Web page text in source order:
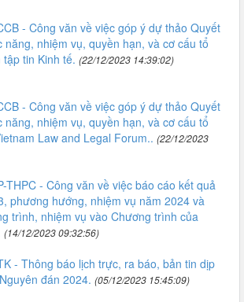
- Công văn về việc góp ý dự thảo Quyết
năng, nhiệm vụ, quyền hạn, và cơ cấu tổ
tin Kinh tế. (22/12/2023 14:39:02)
- Công văn về việc góp ý dự thảo Quyết
năng, nhiệm vụ, quyền hạn, và cơ cấu tổ
Law and Legal Forum.. (22/12/2023
THPC - Công văn về việc báo cáo kết quả
phương hướng, nhiệm vụ năm 2024 và
trình, nhiệm vụ vào Chương trình của
(14/12/2023 09:32:56)
- Thông báo lịch trực, ra báo, bản tin dịp
đán 2024. (05/12/2023 15:45:09)